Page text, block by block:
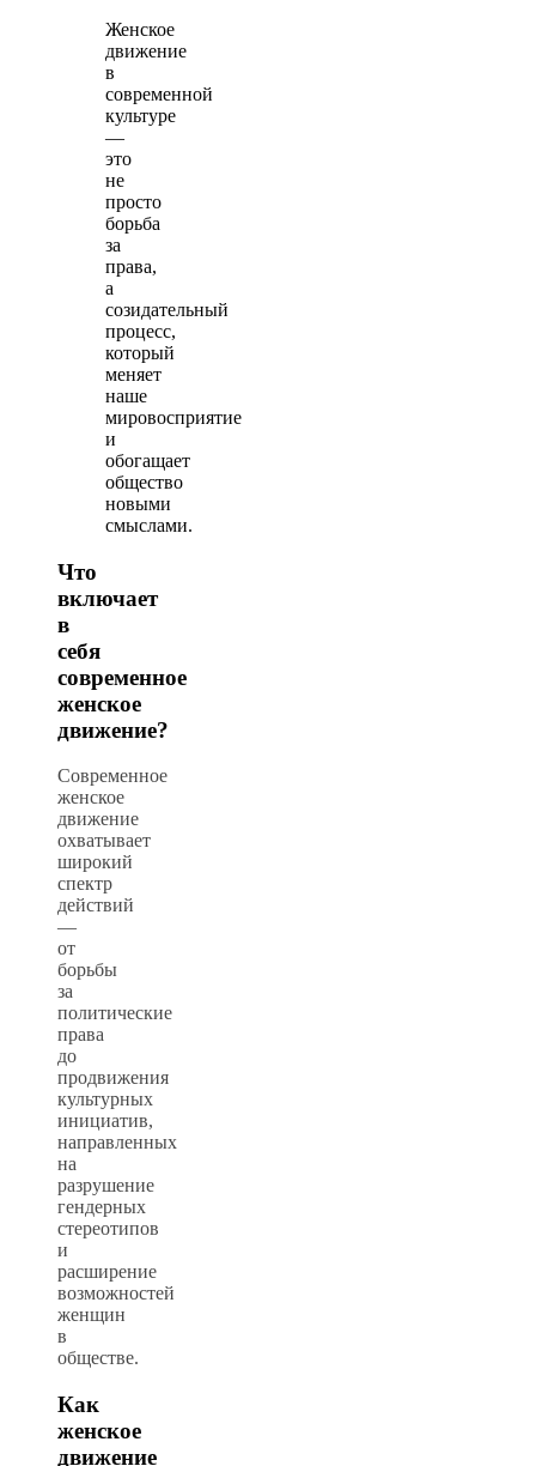
Женское
движение
в
современной
культуре
—
это
не
просто
борьба
за
права,
а
созидательный
процесс,
который
меняет
наше
мировосприятие
и
обогащает
общество
новыми
смыслами.
Что
включает
в
себя
современное
женское
движение?
Современное
женское
движение
охватывает
широкий
спектр
действий
—
от
борьбы
за
политические
права
до
продвижения
культурных
инициатив,
направленных
на
разрушение
гендерных
стереотипов
и
расширение
возможностей
женщин
в
обществе.
Как
женское
движение